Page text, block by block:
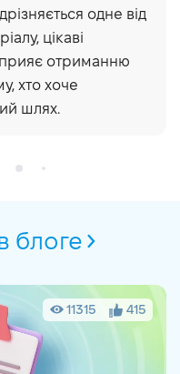
одне від
цікаві
отриманню
хто хоче
шлях.
блоге
11315 415